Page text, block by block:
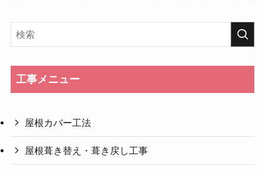
工事メニュー
屋根カバー工法
屋根葺き替え・葺き戻し工事